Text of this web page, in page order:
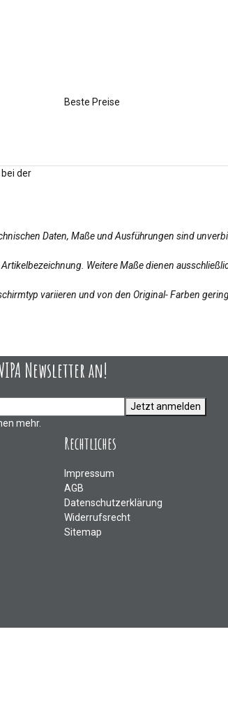
Beste Preise
der
Daten, Maße und Ausführungen sind
Weitere Maße dienen
variieren und von den Original- Farben
Newsletter an!
Jetzt anmelden
mehr.
Rechtliches
Impressum
AGB
Datenschutzerklärung
Widerrufsrecht
Sitemap